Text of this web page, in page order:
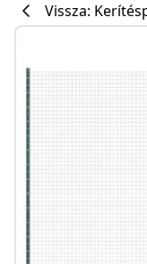
Vissza: